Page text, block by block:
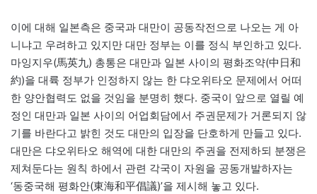
이에 대해 일본측은 중국과 대만이 공동작전으로 나오는 게 아
니냐고 우려하고 있지만 대만 정부는 이를 정식 부인하고 있다.
마잉지우(馬英九) 총통은 대만과 일본 사이의 평화조약(中日和
約)을 대륙 정부가 인정하지 않는 한 댜오위타오 문제에서 어떠
한 양안협력도 없을 것임을 분명히 했다. 중국이 앞으로 열릴 예
정인 대만과 일본 사이의 어업회담에서 주권문제가 거론되지 않
기를 바란다고 밝힌 것도 대만의 입장을 단호하게 만들고 있다.
대만은 댜오위타오 해역에 대한 대만의 주권을 전제하되 분쟁은
제쳐둔다는 원칙 하에서 관련 각국이 자원을 공동개발하자는
‘동중국해 평화안(東海和平倡議)’을 제시해 놓고 있다.